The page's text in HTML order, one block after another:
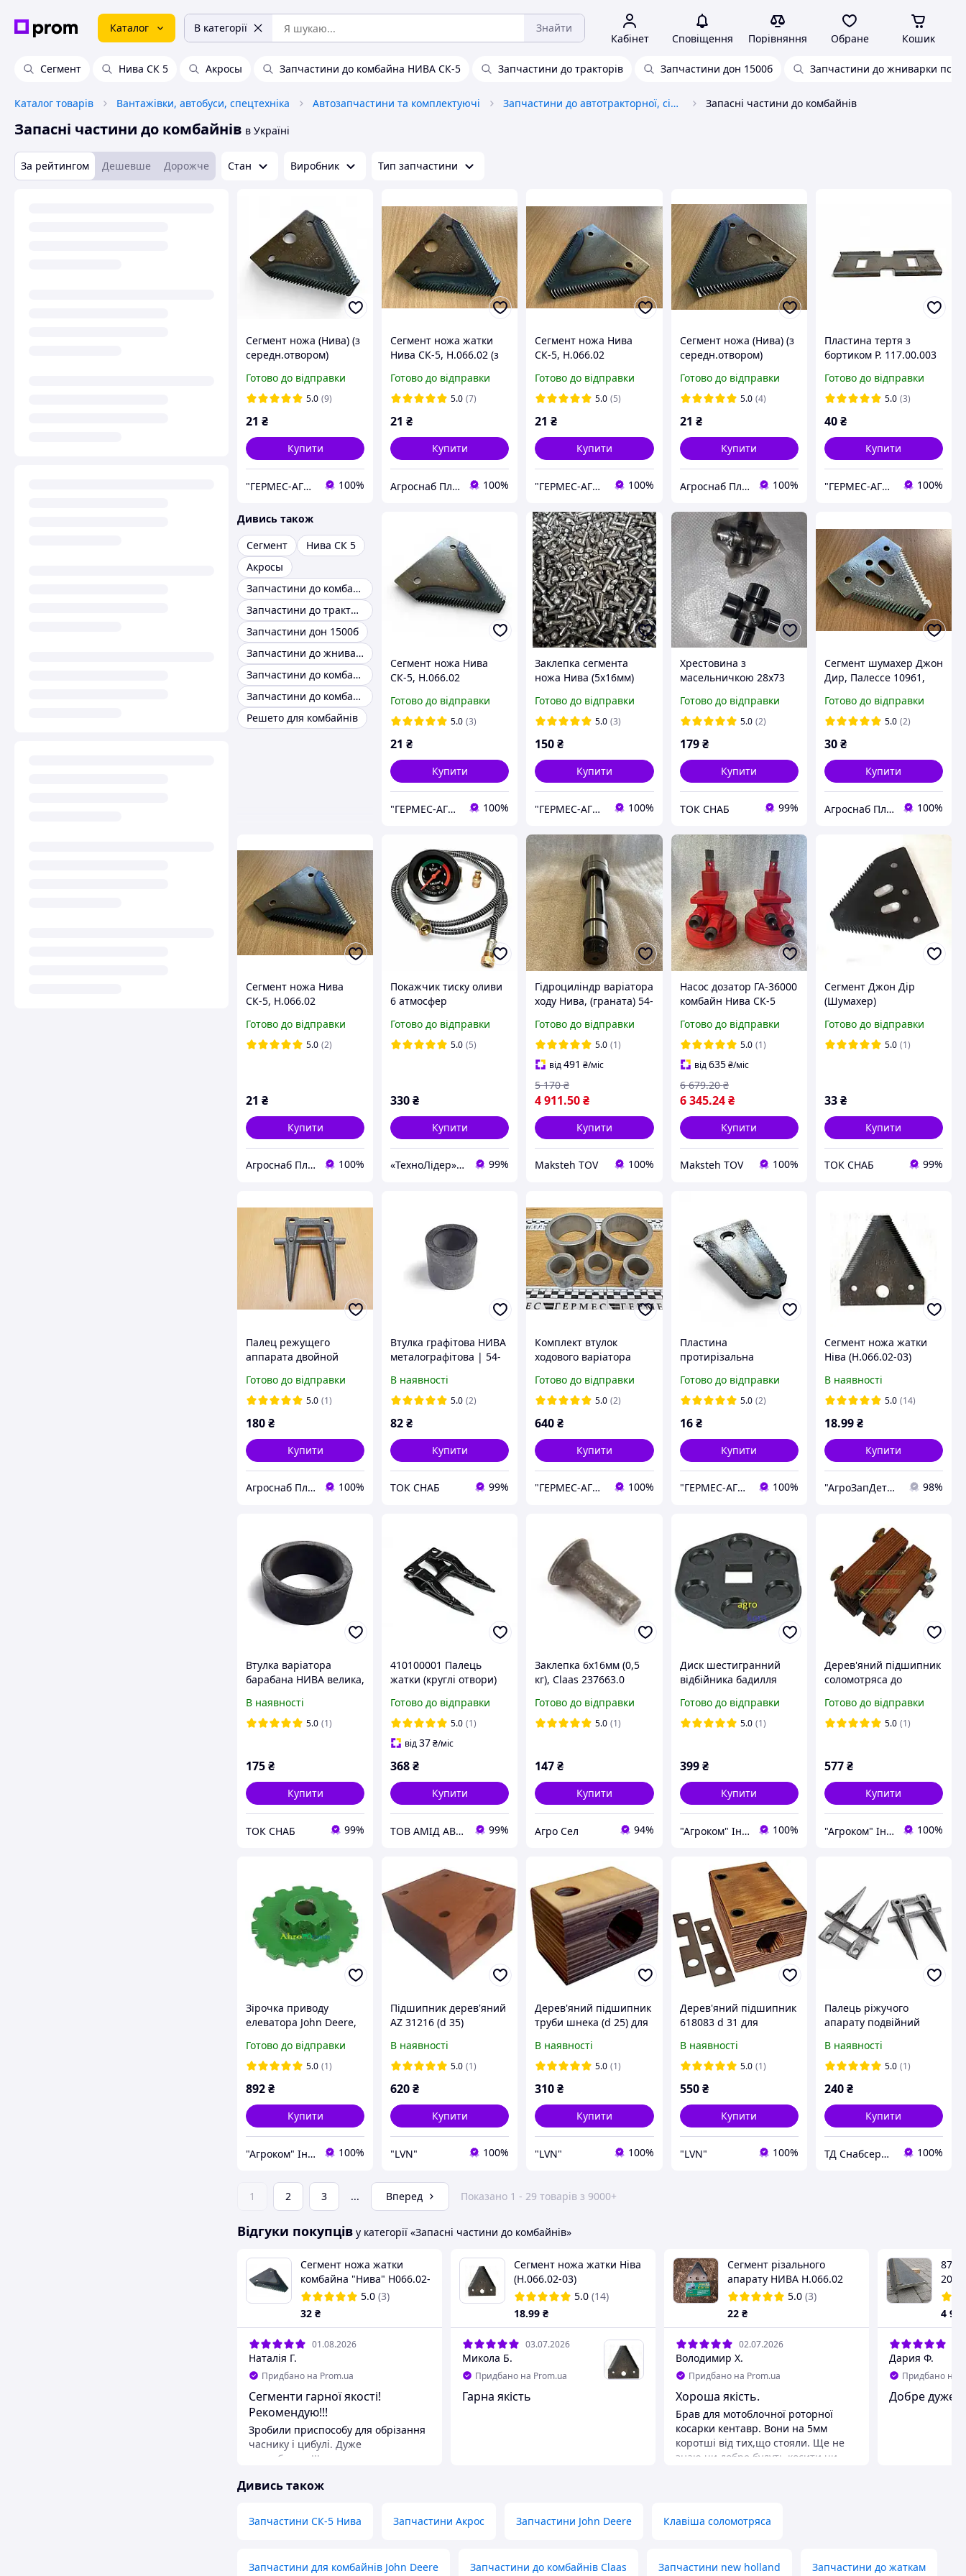
Каталог В категорії Знайти
Кабінет Сповіщення Порівняння Обране Кошик
Сегмент Нива СК 5 Акросы Запчастини до комбайна НИВА СК-5 Запчастини до тракторів Запчастини дон 1500б Запчастини до жниварки псп-
Каталог товарів Вантажівки, автобуси, спецтехніка Автозапчастини та комплектуючі Запчастини до автотракторної, сільськогосподарської спецтехніки Запасні частини до комбайнів
Запасні частини до комбайнів в Україні
За рейтингом Дешевше Дорожче Стан Виробник Тип запчастини
Сегмент ножа (Нива) (з
середн.отвором)
Готово до відправки
5.0 (9)
21 ₴
Купити
"ГЕРМЕС-АГРО" 100%
Сегмент ножа жатки
Нива СК-5, Н.066.02 (з
Готово до відправки
5.0 (7)
21 ₴
Купити
Агроснаб Плюс 100%
Сегмент ножа Нива
СК-5, Н.066.02
Готово до відправки
5.0 (5)
21 ₴
Купити
"ГЕРМЕС-АГРО" 100%
Сегмент ножа (Нива) (з
середн.отвором)
Готово до відправки
5.0 (4)
21 ₴
Купити
Агроснаб Плюс 100%
Пластина тертя з
бортиком Р. 117.00.003
Готово до відправки
5.0 (3)
40₴
Купити
"ГЕРМЕС-АГРО" 100%
Дивись також
Сегмент
Нива СК 5
Акросы
Запчастини до комбайна НИВА СК-5
Запчастини до тракторів
Запчастини дон 1500б
Запчастини до жниварки псп-10
Запчастини до комбайну ЄНІСЕЙ
Запчастини до комбайнів ДОН-1500
Решето для комбайнів
Сегмент ножа Нива
СК-5, Н.066.02
Готово до відправки
5.0 (3)
21 ₴
Купити
"ГЕРМЕС-АГРО" 100%
Заклепка сегмента
ножа Нива (5х16мм)
КГ/150 шт)
Готово до відправки
5.0 (3)
150₴
Купити
"ГЕРМЕС-АГРО" 100%
Хрестовина з
масельничкою 28х73
Нива
Готово до відправки
5.0 (2)
179 ₴
Купити
ТОК СНАБ 99%
Сегмент шумахер Джон
Дир, Палессе 10961,
Z93077, AZ47493,
AZ40032
Готово до відправки
5.0 (2)
30₴
Купити
Агроснаб Плюс 100%
Сегмент ножа Нива
СК-5, Н.066.02
Готово до відправки
5.0 (2)
21 ₴
Купити
Агроснаб Плюс 100%
Покажчик тиску оливи
6 атмосфер
шлангом і перехідним
штуцером) (вир-во
Готово до відправки
5.0 (5)
330₴
Купити
«ТехноЛідер» - запчастини для сільськогосподарської техніки 99%
Гідроциліндр варіатора
ходу Нива, (граната) 54-
Готово до відправки
5.0 (1)
від491 ₴/міс
4 911.50₴
5 170 ₴
Купити
Maksteh TOV 100%
Насос дозатор ГА-36000
комбайн Нива СК-5
Готово до відправки
5.0 (1)
від635 ₴/міс
6 345.24 ₴
6 679.20 ₴
Купити
Maksteh TOV 100%
Сегмент Джон Дір
(Шумахер)
Готово до відправки
5.0 (1)
33₴
Купити
ТОК СНАБ 99%
Палец режущего
аппарата двойной
Б, Акрос, Вектор, Нива
Готово до відправки
5.0 (1)
180₴
Купити
Агроснаб Плюс 100%
Втулка графітова НИВА
металографітова | 54-
В наявності
5.0 (2)
82₴
Купити
ТОК СНАБ 99%
Комплект втулок
ходового варіатора
металографітові 54-
00229, 54-00230
Готово до відправки
5.0 (2)
640₴
Купити
"ГЕРМЕС-АГРО" 100%
Пластина
протирiзальна
Нива
Готово до відправки
5.0 (2)
16 ₴
Купити
"ГЕРМЕС-АГРО" 100%
Сегмент ножа жатки
Ніва (Н.066.02-03)
В наявності
5.0 (14)
18.99₴
Купити
"АгроЗапДетали" - интернет-магазин 98%
Втулка варіатора
барабана НИВА велика,
00229
В наявності
5.0 (1)
175₴
Купити
ТОК СНАБ 99%
410100001 Палець
жатки (круглі отвори)
AXE37174 / Z11785 /
АН143573 / 84476747 /
811166
Готово до відправки
5.0 (1)
від37₴/міс
368₴
Купити
ТОВ АМІД АВТО 99%
Заклепка 6х16мм (0,5
кг), Claas 237663.0
Готово до відправки
5.0 (1)
147₴
Купити
Агро Сел 94%
Диск шестигранний
відбійника бадилля
Готово до відправки
5.0 (1)
399 ₴
Купити
"Агроком" Інтернет-магазин ahro.com.ua 100%
Дерев'яний підшипник
соломотряса до
| 678258 JAG
Готово до відправки
5.0 (1)
577₴
Купити
"Агроком" Інтернет-магазин ahro.com.ua 100%
Зірочка приводу
елеватора John Deere,
Готово до відправки
5.0 (1)
892₴
Купити
"Агроком" Інтернет-магазин ahro.com.ua 100%
Підшипник дерев'яний
AZ 31216 (d 35)
John Deere (бук)
В наявності
5.0 (1)
620₴
Купити
"LVN" 100%
Дерев'яний підшипник
труби шнека (d 25) для
Ferguson
В наявності
5.0 (1)
310₴
Купити
"LVN" 100%
Дерев'яний підшипник
618083 d 31 для
В наявності
5.0 (1)
550 ₴
Купити
"LVN" 100%
Палець ріжучого
апарату подвійний
В наявності
5.0 (1)
240₴
Купити
ТД Снабсервіс 100%
1 2 3 ... Вперед Показано 1 - 29 товарів з 9000+
Відгуки покупців у категорії «Запасні частини до комбайнів»
Сегмент ножа жатки
комбайна "Нива" Н066.02-
01
5.0 (3)
32 ₴
01.08.2026
Наталія Г.
Придбано на Prom.ua
Сегменти гарної якості!
Рекомендую!!!
Зробили приспособу для обрізання
часнику і цибулі. Дуже
сподобалося!!!
Якість
Усе ОК!!! Недоліків не виявлено!
Сегмент ножа жатки Ніва
(Н.066.02-03)
5.0 (14)
18.99 ₴
03.07.2026
Микола Б.
Придбано на Prom.ua
Гарна якість
Сегмент різального
апарату НИВА Н.066.02
5.0 (3)
22 ₴
02.07.2026
Володимир Х.
Придбано на Prom.ua
Хороша якість.
Брав для мотоблочної роторної
косарки кентавр. Вони на 5мм
коротші від тих,що стояли. Ще не
знаю чи добре будуть косити чи
Ціна,якість.
4 900
Дария Ф.
Придбано на
Добре дуже
Дивись також
Запчастини СК-5 Нива Запчастини Акрос Запчастини John Deere Клавіша соломотряса
Запчастини для комбайнів John Deere Запчастини до комбайнів Claas Запчастини new holland Запчастини до жаткам